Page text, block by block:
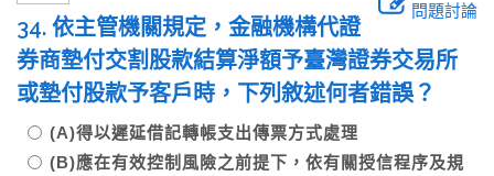
問題討論
34. 依主管機關規定，金融機構代證
券商墊付交割股款結算淨額予臺灣證券交易所
或墊付股款予客戶時，下列敘述何者錯誤？
(A)得以遲延借記轉帳支出傳票方式處理
(B)應在有效控制風險之前提下，依有關授信程序及規